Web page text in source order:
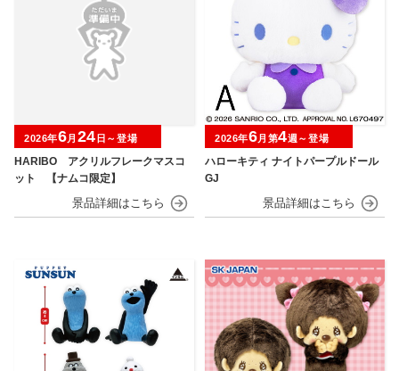
HARIBO アクリルフレークマスコ
ット 【ナムコ限定】
2026年6月 24 日～登場
ハローキティ ナイトパープルドール
GJ
2026年6月第4週～登場